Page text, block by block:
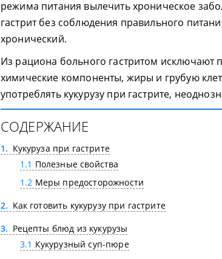
режима питания вылечить хроническое
гастрит без соблюдения правильного
хронический.
Из рациона больного гастритом исключают
химические компоненты, жиры и грубую
употреблять кукурузу при гастрите,
СОДЕРЖАНИЕ
1
Кукуруза при гастрите
1.1 Полезные свойства
1.2 Меры предосторожности
2
Как готовить кукурузу при гастрите
3
Рецепты блюд из кукурузы
3.1 Кукурузный суп-пюре